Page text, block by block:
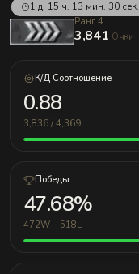
1 д. 15 ч. 13 мин. 30 сек.
Ранг 4
3,841 Очки
К/Д Соотношение
0.88
3,836 / 4,369
Победы
47.68%
472W – 518L